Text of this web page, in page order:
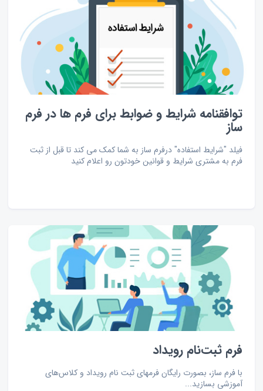
توافقنامه شرایط و ضوابط برای فرم ها در فرم
ساز
فیلد "شرایط استفاده" درفرم ساز به شما کمک می کند تا قبل از ثبت
فرم به مشتری شرایط و قوانین خودتون رو اعلام کنید
فرم ثبت‌نام رویداد
با فرم ساز، بصورت رایگان فرمهای ثبت نام رویداد و کلاس‌های
آموزشی بسازید...